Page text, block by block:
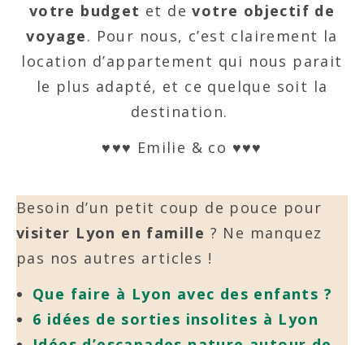
votre budget et devotre objectif de
voyage. Pour nous, c’est clairement la
location d’appartement qui nous parait
le plus adapté, et ce quelque soit la
destination.
♥♥♥ Emilie & co ♥♥♥
Besoin d’un petit coup de pouce pour
visiter Lyon en famille ? Ne manquez
pas nos autres articles !
Que faire à Lyon avec des enfants ?
6 idées de sorties insolites à Lyon